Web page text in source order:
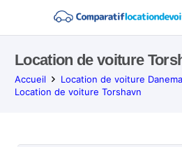
Location de voiture
Accueil
Location de voiture
Location de voiture Torshavn